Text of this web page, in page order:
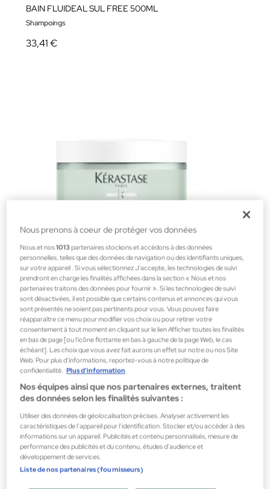
BAIN FLUIDEAL SUL FREE 500ML
Shampoings
33,41 €
Kerastase
SPECIFIQUE Argile Equilibrante 200ml
Shampoings
36,95 €
Nous prenons à coeur de protéger vos données
Nous et nos1013 partenaires stockons et accédons à des données
personnelles, telles que des données de navigation ou des identifiants uniques,
sur votre appareil . Si vous sélectionnez J'accepte, les technologies de suivi
prendront en charge les finalités affichées dans la section « Nous et nos
partenaires traitons des données pour fournir ». Si les technologies de suivi
sont désactivées, il est possible que certains contenus et annonces qui vous
sont présentés ne soient pas pertinents pour vous. Vous pouvez faire
réapparaître ce menu pour modifier vos choix ou pour retirer votre
consentement à tout moment en cliquant sur le lien Afficher toutes les finalités
en bas de page [ou l'icône flottante en bas à gauche de la page Web, le cas
échéant]. Les choix que vous avez fait aurons un effet sur notre ou nos Site
Web. Pour plus d’informations, reportez-vous à notre politique de
confidentialité. Plus d'information
Nos équipes ainsi que nos partenaires externes, traitent
des données selon les finalités suivantes :
Utiliser des données de géolocalisation précises. Analyser activement les
caractéristiques de l’appareil pour l’identification. Stocker et/ou accéder à des
informations sur un appareil. Publicités et contenu personnalisés, mesure de
performance des publicités et du contenu, études d’audience et
développement de services.
Liste de nos partenaires (fournisseurs)